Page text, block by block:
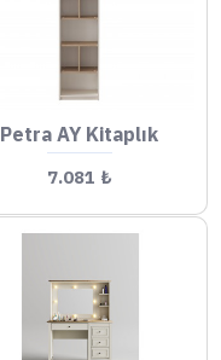
Petra AY Kitaplık
7.081 ₺